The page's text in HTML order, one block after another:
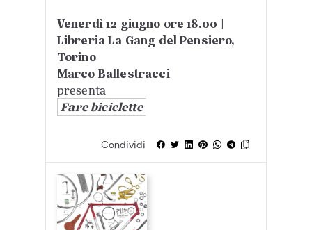
Venerdì 12 giugno ore 18.00 |
Libreria La Gang del Pensiero,
Torino
Marco Ballestracci
presenta
Fare biciclette
Condividi